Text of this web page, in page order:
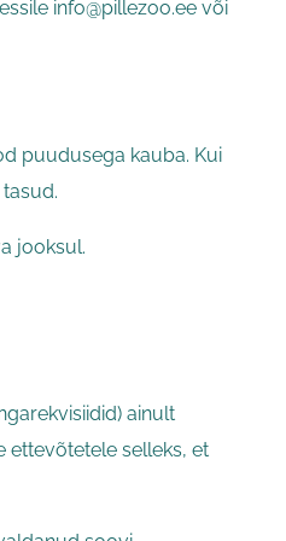
info@pillezoo.ee või
puudusega kauba. Kui
jooksul.
ainult
ettevõtetele selleks, et